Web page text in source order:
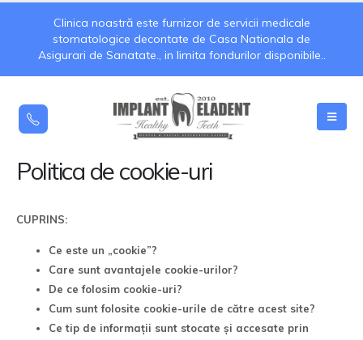
Clinica noastră este furnizor de servicii medicale
stomatologice decontate de Casa Nationala de
Asigurari de Sanatate., in limita fondurilor disponibile..
Politica de cookie-uri
CUPRINS:
Ce este un „cookie”?
Care sunt avantajele cookie-urilor?
De ce folosim cookie-uri?
Cum sunt folosite cookie-urile de către acest site?
Ce tip de informații sunt stocate și accesate prin